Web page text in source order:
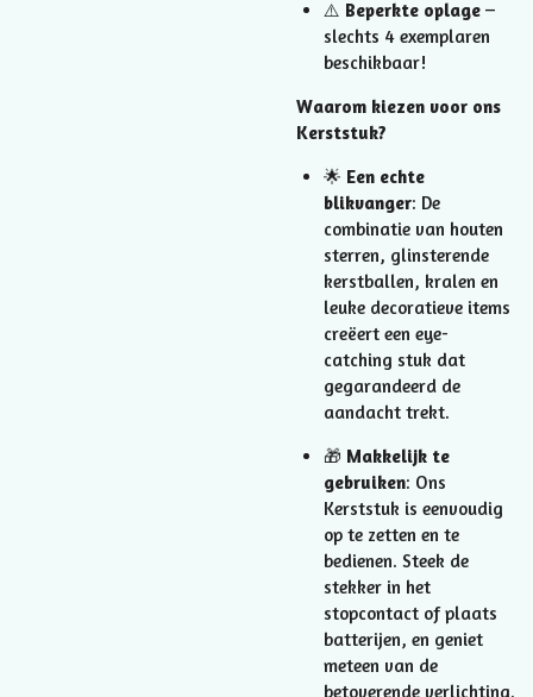
⚠️ Beperkte oplage–
slechts 4 exemplaren
beschikbaar!
Waarom kiezen voor ons
Kerststuk?
🌟 Een echte
blikvanger: De
combinatie van houten
sterren, glinsterende
kerstballen, kralen en
leuke decoratieve items
creëert een eye-
catching stuk dat
gegarandeerd de
aandacht trekt.
🎁 Makkelijk te
gebruiken: Ons
Kerststuk is eenvoudig
op te zetten en te
bedienen. Steek de
stekker in het
stopcontact of plaats
batterijen, en geniet
meteen van de
betoverende verlichting.